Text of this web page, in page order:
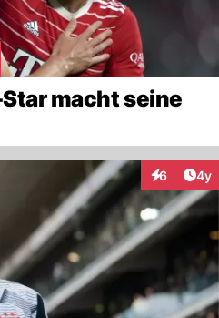
macht seine
6 4y